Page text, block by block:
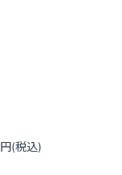
円(税込)